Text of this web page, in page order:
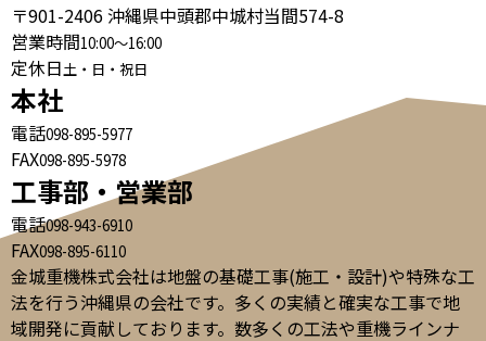
〒901-2406 沖縄県中頭郡中城村当間574-8
営業時間10:00～16:00
定休日土・日・祝日
本社
電話098-895-5977
FAX098-895-5978
工事部・営業部
電話098-943-6910
FAX098-895-6110
金城重機株式会社は地盤の基礎工事(施工・設計)や特殊な工
法を行う沖縄県の会社です。多くの実績と確実な工事で地
域開発に貢献しております。数多くの工法や重機ラインナ